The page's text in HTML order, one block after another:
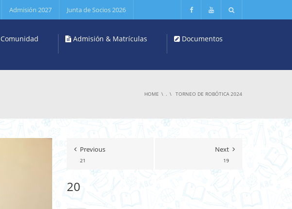
Admisión 2027 Junta de Socios 2026
Comunidad Admisión & Matrículas Documentos
HOME . TORNEO DE ROBÓTICA 2024
Previous
21
Next
19
20